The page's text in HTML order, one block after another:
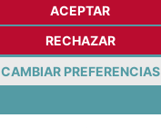
ACEPTAR
RECHAZAR
CAMBIAR PREFERENCIAS